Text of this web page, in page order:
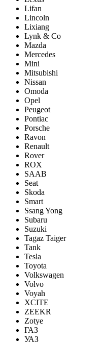
Lifan
Lincoln
Lixiang
Lynk & Co
Mazda
Mercedes
Mini
Mitsubishi
Nissan
Omoda
Opel
Peugeot
Pontiac
Porsсhe
Ravon
Renault
Rover
ROX
SAAB
Seat
Skoda
Smart
Ssang Yong
Subaru
Suzuki
Tagaz Taiger
Tank
Tesla
Toyota
Volkswagen
Volvo
Voyah
XCITE
ZEEKR
Zotye
ГАЗ
УАЗ